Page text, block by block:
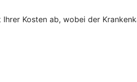
Kosten ab, wobei der